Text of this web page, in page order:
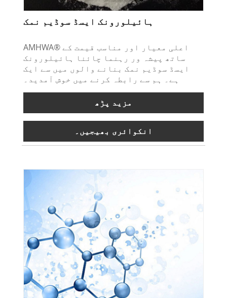
ہائیلورونک ایسڈ سوڈیم نمک
AMHWA® اعلی معیار اور مناسب قیمت کے
ساتھ پیشہ ور رہنما چائنا ہائیلورونک
ایسڈ سوڈیم نمک بنانے والوں میں سے ایک
ہے۔ ہم سے رابطہ کرنے میں خوش آمدید۔
مزید پڑھ
انکوائری بھیجیں۔